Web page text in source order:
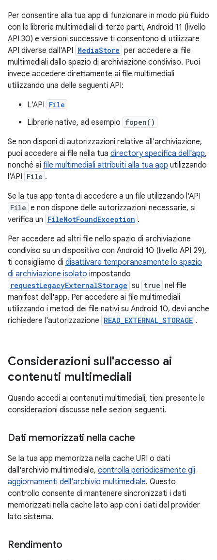
Per consentire alla tua app di funzionare in modo più fluido
con le librerie multimediali di terze parti, Android 11 (livello
API 30) e versioni successive ti consentono di utilizzare
API diverse dall'API MediaStore per accedere ai file
multimediali dallo spazio di archiviazione condiviso. Puoi
invece accedere direttamente ai file multimediali
utilizzando una delle seguenti API:
L'API File
Librerie native, ad esempio fopen()
Se non disponi di autorizzazioni relative all'archiviazione,
puoi accedere ai file nella tua directory specifica dell'app,
nonché ai file multimediali attribuiti alla tua app utilizzando
l'API File .
Se la tua app tenta di accedere a un file utilizzando l'API
File e non dispone delle autorizzazioni necessarie, si
verifica un FileNotFoundException .
Per accedere ad altri file nello spazio di archiviazione
condiviso su un dispositivo con Android 10 (livello API 29),
ti consigliamo di disattivare temporaneamente lo spazio
di archiviazione isolato impostando
requestLegacyExternalStorage su true nel file
manifest dell'app. Per accedere ai file multimediali
utilizzando i metodi dei file nativi su Android 10, devi anche
richiedere l'autorizzazione READ_EXTERNAL_STORAGE .
Considerazioni sull'accesso ai
contenuti multimediali
Quando accedi ai contenuti multimediali, tieni presente le
considerazioni discusse nelle sezioni seguenti.
Dati memorizzati nella cache
Se la tua app memorizza nella cache URI o dati
dall'archivio multimediale, controlla periodicamente gli
aggiornamenti dell'archivio multimediale. Questo
controllo consente di mantenere sincronizzati i dati
memorizzati nella cache lato app con i dati del provider
lato sistema.
Rendimento